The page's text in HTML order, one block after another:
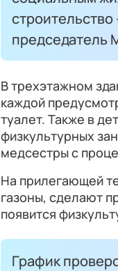
строительство
председатель
В трехэтажном
каждой
туалет. Также в
физкультурных
медсестры с
На прилегающей
газоны, сделают
появится
График